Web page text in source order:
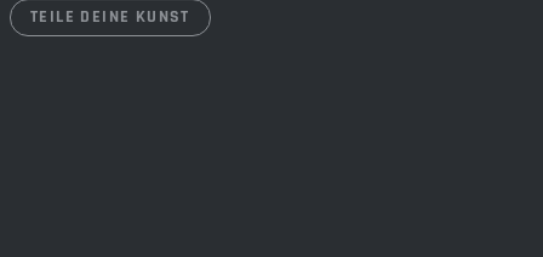
TEILE DEINE KUNST